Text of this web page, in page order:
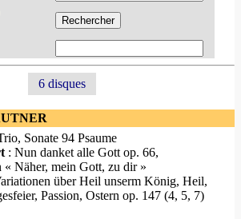
6 disques
Sonate 94 Psaume
: Nun danket alle Gott op. 66,
« Näher, mein Gott, zu dir »
über Heil unserm König, Heil,
Passion, Ostern op. 147 (4, 5, 7)